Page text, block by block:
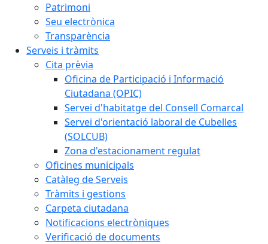
Patrimoni
Seu electrònica
Transparència
Serveis i tràmits
Cita prèvia
Oficina de Participació i Informació
Ciutadana (OPIC)
Servei d'habitatge del Consell Comarcal
Servei d'orientació laboral de Cubelles
(SOLCUB)
Zona d'estacionament regulat
Oficines municipals
Catàleg de Serveis
Tràmits i gestions
Carpeta ciutadana
Notificacions electròniques
Verificació de documents